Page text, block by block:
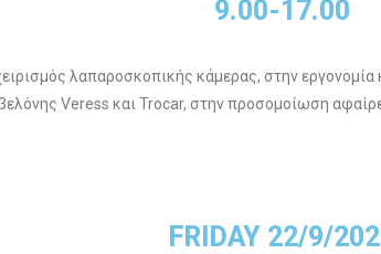
9.00-17.00
λαπαροσκοπικής κάμερας, στην
Veress και Trocar, στην προσομοίωση
FRIDAY 22/9/